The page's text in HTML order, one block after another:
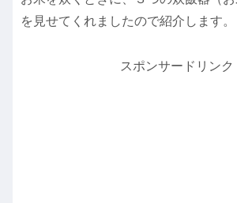
を見せてくれましたので紹介します。
スポンサードリンク